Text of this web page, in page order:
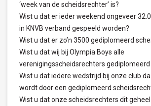
‘week van de scheidsrechter’ is?
Wist u dat er ieder weekend ongeveer
in KNVB verband gespeeld worden?
Wist u dat er zo’n 3500 gediplomeerd
Wist u dat wij bij Olympia Boys alle
verenigingsscheidsrechters gediplomeerd
Wist u dat iedere wedstrijd bij onze club
wordt door een gediplomeerd
Wist u dat onze scheidsrechters dit